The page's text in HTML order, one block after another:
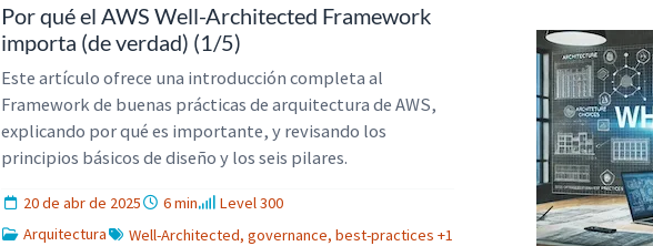
Por qué el AWS Well-Architected Framework
importa (de verdad) (1/5)
Este artículo ofrece una introducción completa al
Framework de buenas prácticas de arquitectura de AWS,
explicando por qué es importante, y revisando los
principios básicos de diseño y los seis pilares.
20 de abr de 2025 6 min
Level 300
Arquitectura
Well-Architected, governance, best-practices +1